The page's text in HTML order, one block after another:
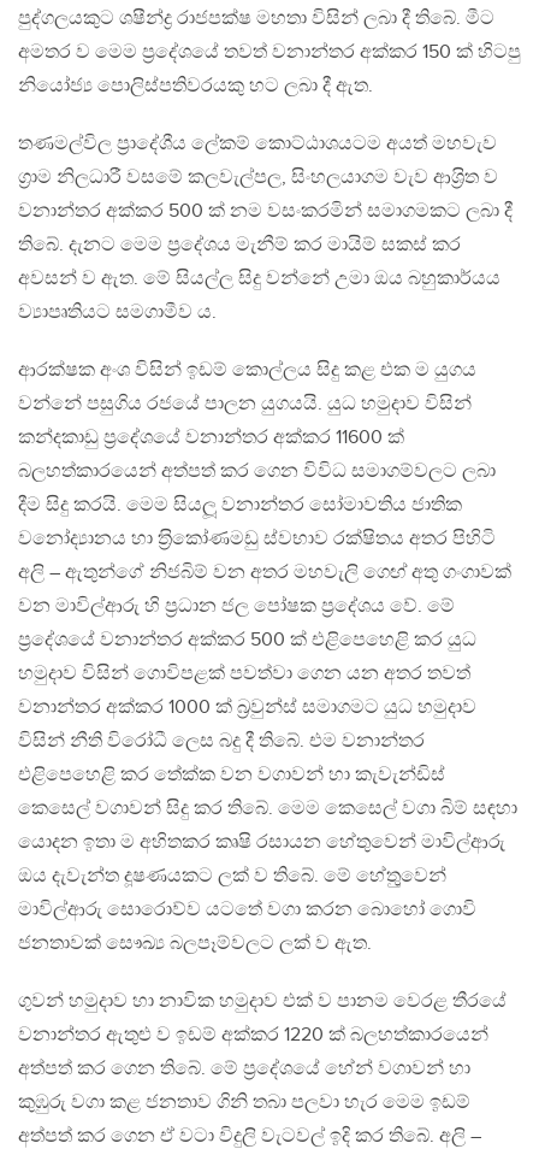
පුද්ගලයකුට ශෂීන්ද්‍ර රාජපක්ෂ මහතා විසින් ලබා දී තිබේ. මීට
අමතර ව මෙම ප‍්‍රදේශයේ තවත් වනාන්තර අක්කර 150 ක් හිටපු
නියෝජ්‍ය පොලිස්පතිවරයකු හට ලබා දී ඇත.
තණමල්විල ප‍්‍රාදේශීය ලේකම් කොට්ඨාශයටම අයත් මහවැව
ග‍්‍රාම නිලධාරී වසමේ කලවැල්පල, සිංහලයාගම වැව ආශ‍්‍රිත ව
වනාන්තර අක්කර 500 ක් නම වසංකරමින් සමාගමකට ලබා දී
තිබේ. දැනට මෙම ප‍්‍රදේශය මැනීම් කර මායිම් සකස් කර
අවසන් ව ඇත. මේ සියල්ල සිදු වන්නේ උමා ඔය බහුකාර්යය
ව්‍යාපෘතියට සමගාමීව ය.
ආරක්ෂක අංශ විසින් ඉඩම් කොල්ලය සිදු කළ එක ම යුගය
වන්නේ පසුගිය රජයේ පාලන යුගයයි. යුධ හමුදාව විසින්
කන්දකාඩු ප‍්‍රදේශයේ වනාන්තර අක්කර 11600 ක්
බලහත්කාරයෙන් අත්පත් කර ගෙන විවිධ සමාගම්වලට ලබා
දීම සිදු කරයි. මෙම සියලූ වනාන්තර සෝමාවතිය ජාතික
වනෝද්‍යානය හා ත‍්‍රිකෝණමඩු ස්වභාව රක්ෂිතය අතර පිහිටි
අලි – ඇතුන්ගේ නිජබිම් වන අතර මහවැලි ගෙඟ් අතු ගංගාවක්
වන මාවිල්ආරු හි ප‍්‍රධාන ජල පෝෂක ප‍්‍රදේශය වේ. මේ
ප‍්‍රදේශයේ වනාන්තර අක්කර 500 ක් එළිපෙහෙළි කර යුධ
හමුදාව විසින් ගොවිපළක් පවත්වා ගෙන යන අතර තවත්
වනාන්තර අක්කර 1000 ක් බ‍්‍රවුන්ස් සමාගමට යුධ හමුදාව
විසින් නීති විරෝධී ලෙස බදු දී තිබේ. එම වනාන්තර
එළිපෙහෙළි කර තේක්ක වන වගාවන් හා කැවැන්ඩිස්
කෙසෙල් වගාවන් සිදු කර තිබේ. මෙම කෙසෙල් වගා බිම් සඳහා
යොදන ඉතා ම අහිතකර කෘෂි රසායන හේතුවෙන් මාවිල්ආරු
ඔය දැවැන්ත දූෂණයකට ලක් ව තිබේ. මේ හේතුුවෙන්
මාවිල්ආරු සොරොව්ව යටතේ වගා කරන බොහෝ ගොවි
ජනතාවක් සෞඛ්‍ය බලපෑම්වලට ලක් ව ඇත.
ගුවන් හමුදාව හා නාවික හමුදාව එක් ව පානම වෙරළ තීරයේ
වනාන්තර ඇතුළු ව ඉඩම් අක්කර 1220 ක් බලහත්කාරයෙන්
අත්පත් කර ගෙන තිබේ. මේ ප‍්‍රදේශයේ හේන් වගාවන් හා
කුඹුරු වගා කළ ජනතාව ගිනි තබා පලවා හැර මෙම ඉඩම්
අත්පත් කර ගෙන ඒ වටා විදුලි වැටවල් ඉදි කර තිබේ. අලි –